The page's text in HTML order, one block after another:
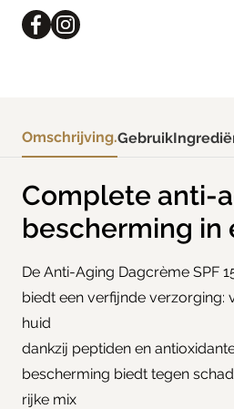
Omschrijving.Gebruik
Complete anti-
bescherming in
De Anti-Aging Dagcrème SPF
biedt een verfijnde verzorging:
huid
dankzij peptiden en
bescherming biedt tegen
rijke mix